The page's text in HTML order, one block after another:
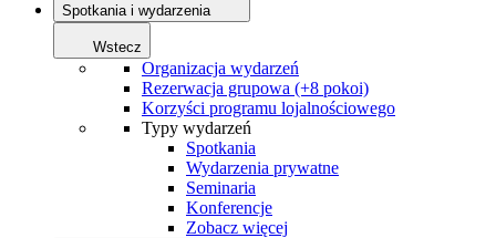
Spotkania i wydarzenia
Wstecz
Organizacja wydarzeń
Rezerwacja grupowa (+8 pokoi)
Korzyści programu lojalnościowego
Typy wydarzeń
Spotkania
Wydarzenia prywatne
Seminaria
Konferencje
Zobacz więcej